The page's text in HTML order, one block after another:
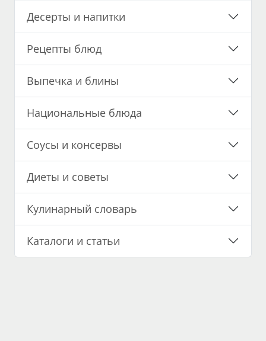
Десерты и напитки
Рецепты блюд
Выпечка и блины
Национальные блюда
Соусы и консервы
Диеты и советы
Кулинарный словарь
Каталоги и статьи